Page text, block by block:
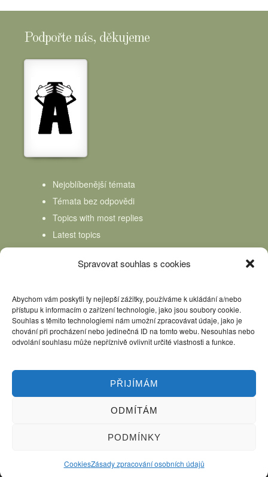
Spravovat souhlas s cookies
Abychom vám poskytli ty nejlepší zážitky, používáme k ukládání a/nebo
přístupu k informacím o zařízení technologie, jako jsou soubory cookie.
Souhlas s těmito technologiemi nám umožní zpracovávat údaje, jako je
chování při procházení nebo jedinečná ID na tomto webu. Nesouhlas nebo
odvolání souhlasu může nepříznivě ovlivnit určité vlastnosti a funkce.
PŘIJÍMÁM
ODMÍTÁM
PODMÍNKY
CookiesZásady zpracování osobních údajů
Podpořte nás, děkujeme
Nejoblíbenější témata
Témata bez odpovědi
Topics with most replies
Latest topics
Topics Freshness
Kniha Domácí mlékař Nápověda